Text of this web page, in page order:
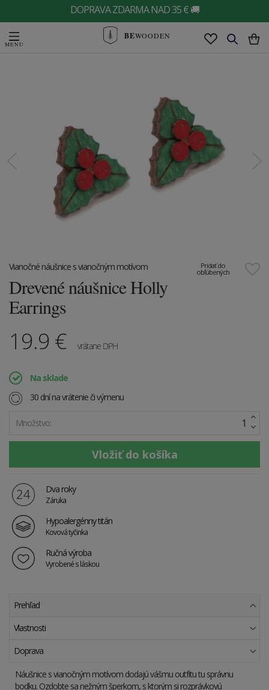
DOPRAVA ZDARMA NAD 35 € 🚚
BEWOODEN
Pridať do
obľúbených
Vianočné náušnice s vianočným motívom
Drevené náušnice Holly
Earrings
19.9 € vrátane DPH
Na sklade
30 dní na vrátenie či výmenu
Množstvo:
Dva roky
Záruka
Hypoalergénny titán
Kovová tyčinka
Ručná výroba
Vyrobené s láskou
Prehľad
Vlastnosti
Doprava
Náušnice s vianočným motívom dodajú vášmu outfitu tu správnu
bodku. Ozdobte sa nežným šperkom, s ktorým si rozprávkovú